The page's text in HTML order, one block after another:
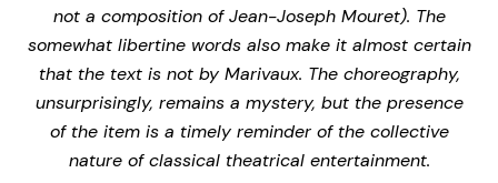
not a composition of Jean-Joseph Mouret). The
somewhat libertine words also make it almost certain
that the text is not by Marivaux. The choreography,
unsurprisingly, remains a mystery, but the presence
of the item is a timely reminder of the collective
nature of classical theatrical entertainment.